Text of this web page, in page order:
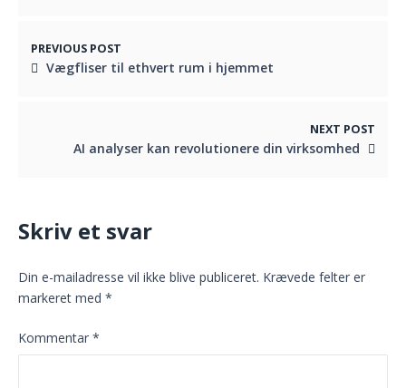
PREVIOUS POST
Vægfliser til ethvert rum i hjemmet
NEXT POST
AI analyser kan revolutionere din virksomhed
Skriv et svar
Din e-mailadresse vil ikke blive publiceret. Krævede felter er
markeret med *
Kommentar *